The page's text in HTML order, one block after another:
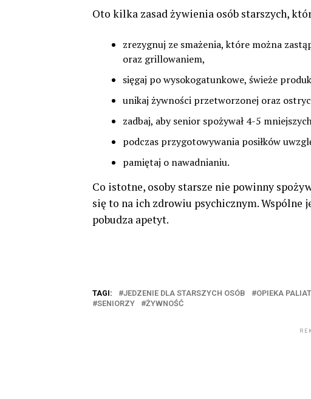
Oto kilka zasad żywienia osób starszych,
zrezygnuj ze smażenia, które można
oraz grillowaniem,
sięgaj po wysokogatunkowe, świeże
unikaj żywności przetworzonej oraz
zadbaj, aby senior spożywał 4-5
podczas przygotowywania posiłków
pamiętaj o nawadnianiu.
Co istotne, osoby starsze nie powinny
się to na ich zdrowiu psychicznym.
pobudza apetyt.
TAGI: JEDZENIE DLA STARSZYCH OSÓB OPIEKA
SENIORZY
ŻYWNOŚĆ